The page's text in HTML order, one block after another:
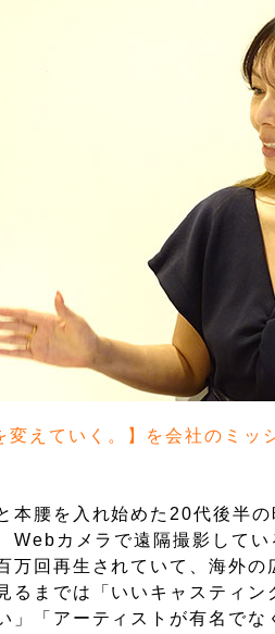
変えていく。】を会社のミ
本腰を入れ始めた20代後半
Webカメラで遠隔撮影して
万回再生されていて、海外
るまでは「いいキャスティ
」「アーティストが有名で